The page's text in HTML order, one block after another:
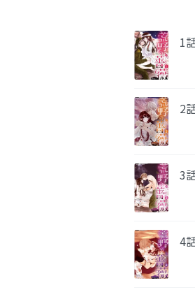
1
2
3
4